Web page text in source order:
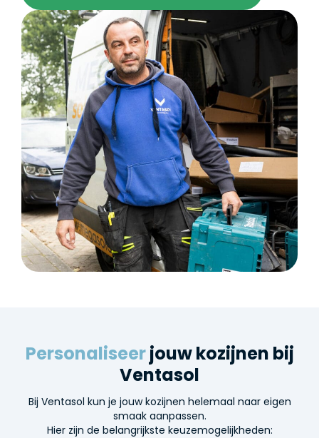
Personaliseerjouw kozijnen bij
Ventasol
Bij Ventasol kun je jouw kozijnen helemaal naar eigen
smaak aanpassen.
Hier zijn de belangrijkste keuzemogelijkheden: